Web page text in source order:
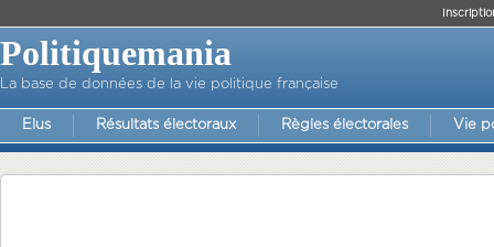
Politiquemania
La base de données de la vie politique française
Elus Résultats électoraux Règles électorales Vie